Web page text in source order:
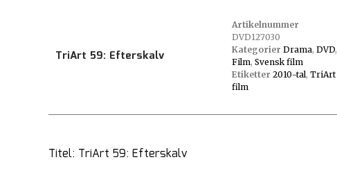
TriArt 59: Efterskalv
Artikelnummer
DVD127030
Kategorier Drama, DVD,
Film, Svensk film
Etiketter 2010-tal, TriArt
film
Titel: TriArt 59: Efterskalv